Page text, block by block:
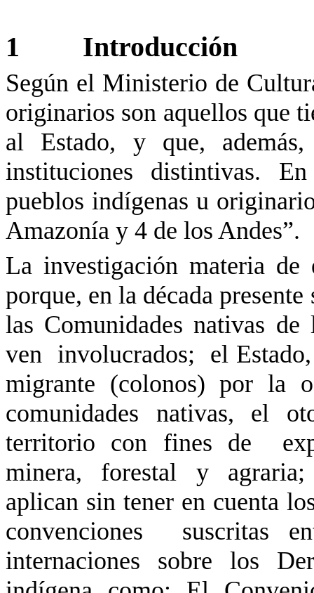
1 Introducción
Según el Ministerio de
originarios son aquellos que
al Estado, y que,
instituciones distintivas.
pueblos indígenas u
Amazonía y 4 de los Andes”.
La investigación materia de
porque, en la década
las Comunidades nativas
ven involucrados;
el
migrante (colonos) por la
comunidades nativas, el
territorio con fines de
minera,
forestal y
aplican sin tener en cuenta
convenciones
suscritas
internaciones sobre los